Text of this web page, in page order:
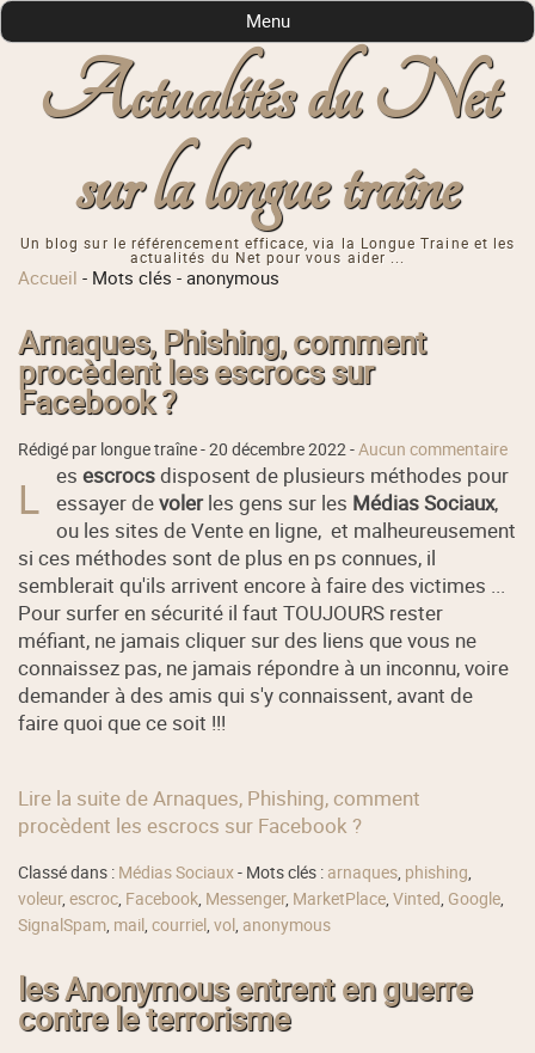
Actualités du Net
sur la longue traîne
Un blog sur le référencement efficace, via la Longue Traine et les
actualités du Net pour vous aider ...
Menu
Accueil - Mots clés -anonymous
Arnaques, Phishing, comment
procèdent les escrocs sur
Facebook ?
Rédigé par longue traîne -20 décembre 2022-Aucun commentaire
L esescrocsdisposent de plusieurs méthodes pour
essayer devolerles gens sur les Médias Sociaux,
ou les sites de Vente en ligne, et malheureusement
si ces méthodes sont de plus en ps connues, il
semblerait qu'ils arrivent encore à faire des victimes ...
Pour surfer en sécurité il faut TOUJOURS rester
méfiant, ne jamais cliquer sur des liens que vous ne
connaissez pas, ne jamais répondre à un inconnu, voire
demander à des amis qui s'y connaissent, avant de
faire quoi que ce soit !!!
Lire la suite de Arnaques, Phishing, comment
procèdent les escrocs sur Facebook ?
Classé dans : Médias Sociaux- Mots clés : arnaques, phishing,
voleur,escroc, Facebook, Messenger, MarketPlace,Vinted, Google,
SignalSpam, mail ,courriel ,vol , anonymous
les Anonymous entrent en guerre
contre le terrorisme